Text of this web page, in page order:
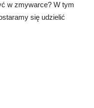
w zmywarce? W tym
się udzielić